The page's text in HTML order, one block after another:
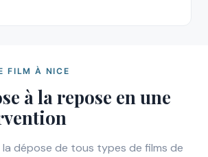
FILM À NICE
à la repose en une
la dépose de tous types de films de